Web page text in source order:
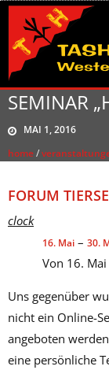
SEMINAR
MAI 1, 2016
home/
FORUM
clock
16. Mai – 30.
Von 16.
Uns gegenüber
nicht ein Online-
angeboten
eine persönliche